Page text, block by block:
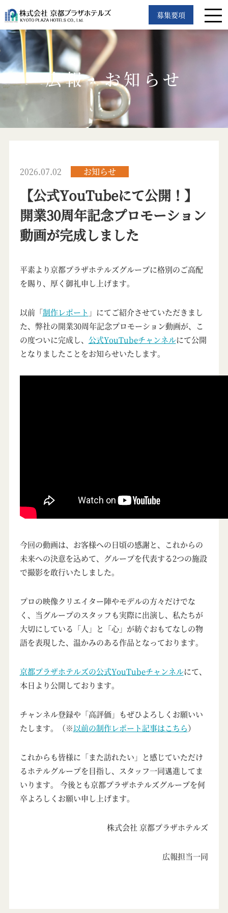
募集要項
広報・お知らせ
2026.07.02 お知らせ
【公式YouTubeにて公開！】
開業30周年記念プロモーション
動画が完成しました
平素より京都プラザホテルズグループに格別のご高配
を賜り、厚く御礼申し上げます。
以前「制作レポート 」にてご紹介させていただきまし
た、弊社の開業30周年記念プロモーション動画が、こ
の度ついに完成し、 公式YouTubeチャンネルにて公開
となりましたことをお知らせいたします。
今回の動画は、お客様への日頃の感謝と、これからの
未来への決意を込めて、グループを代表する2つの施設
で撮影を敢行いたしました。
プロの映像クリエイター陣やモデルの方々だけでな
く、当グループのスタッフも実際に出演し、私たちが
大切にしている「人」と「心」が紡ぐおもてなしの物
語を表現した、温かみのある作品となっております。
京都プラザホテルズの公式YouTubeチャンネルにて、
本日より公開しております。
チャンネル登録や「高評価」もぜひよろしくお願いい
たします。（※以前の制作レポート記事はこちら）
これからも皆様に「また訪れたい」と感じていただけ
るホテルグループを目指し、スタッフ一同邁進してま
いります。 今後とも京都プラザホテルズグループを何
卒よろしくお願い申し上げます。
株式会社 京都プラザホテルズ
広報担当一同